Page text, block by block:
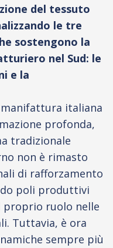
del tessuto
le tre
sostengono la
nel Sud: le
e la
italiana
profonda,
tradizionale
non è rimasto
di rafforzamento
poli produttivi
proprio ruolo nelle
Tuttavia, è ora
sempre più